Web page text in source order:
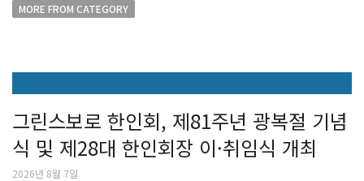
MORE FROM CATEGORY
그린스보로 한인회, 제81주년 광복절 기념
식 및 제28대 한인회장 이·취임식 개최
2026년 8월 7일